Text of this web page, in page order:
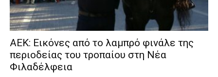
ΑΕΚ: Εικόνες από το λαμπρό φινάλε της
περιοδείας του τροπαίου στη Νέα
Φιλαδέλφεια